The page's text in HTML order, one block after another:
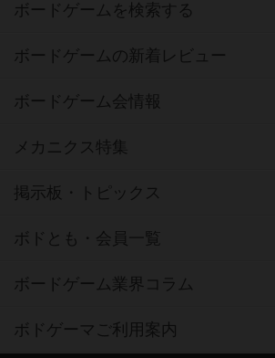
ボードゲームを検索する
ボードゲームの新着レビュー
ボードゲーム会情報
メカニクス特集
掲示板・トピックス
ボドとも・会員一覧
ボードゲーム業界コラム
ボドゲーマご利用案内